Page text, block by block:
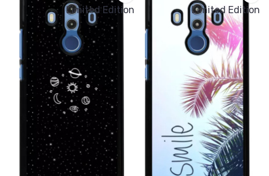
Limited Edition Limited Edition